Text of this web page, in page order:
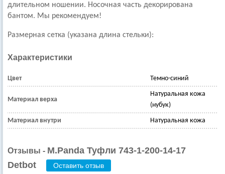
длительном ношении. Носочная часть декорирована
бантом. Мы рекомендуем!
Размерная сетка (указана длина стельки):
Характеристики
Цвет Темно-синий
Материал верха
Натуральная кожа
(нубук)
Материал внутри Натуральная кожа
Отзывы - M.Panda Туфли 743-1-200-14-17
Detbot
Оставить отзыв